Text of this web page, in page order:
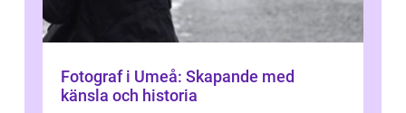
Fotograf i Umeå: Skapande med
känsla och historia